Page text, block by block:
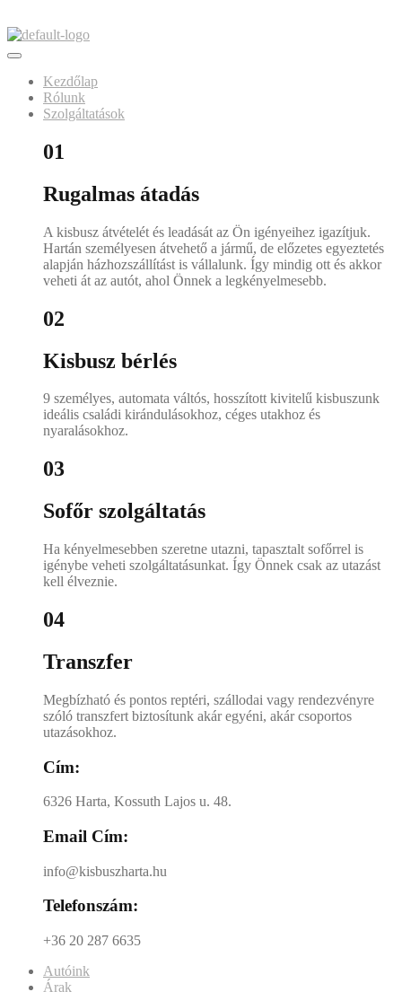
to
content
Kezdőlap
Rólunk
Szolgáltatások
01
Rugalmas átadás
A kisbusz átvételét és leadását az Ön igényeihez igazítjuk.
Hartán személyesen átvehető a jármű, de előzetes egyeztetés
alapján házhozszállítást is vállalunk. Így mindig ott és akkor
veheti át az autót, ahol Önnek a legkényelmesebb.
02
Kisbusz bérlés
9 személyes, automata váltós, hosszított kivitelű kisbuszunk
ideális családi kirándulásokhoz, céges utakhoz és
nyaralásokhoz.
03
Sofőr szolgáltatás
Ha kényelmesebben szeretne utazni, tapasztalt sofőrrel is
igénybe veheti szolgáltatásunkat. Így Önnek csak az utazást
kell élveznie.
04
Transzfer
Megbízható és pontos reptéri, szállodai vagy rendezvényre
szóló transzfert biztosítunk akár egyéni, akár csoportos
utazásokhoz.
Cím:
6326 Harta, Kossuth Lajos u. 48.
Email Cím:
info@kisbuszharta.hu
Telefonszám:
+36 20 287 6635
Autóink
Árak